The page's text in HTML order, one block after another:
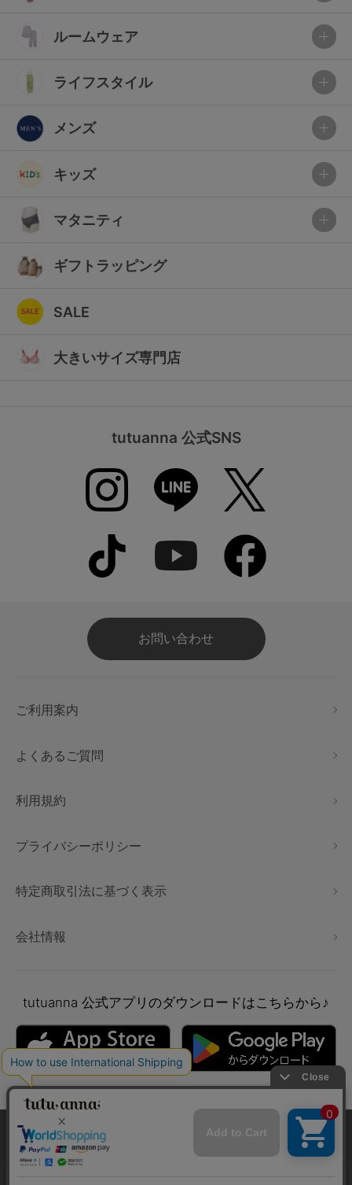
ルームウェア
ライフスタイル
メンズ
キッズ
マタニティ
ギフトラッピング
SALE
大きいサイズ専門店
tutuanna 公式SNS
お問い合わせ
ご利用案内
よくあるご質問
利用規約
プライバシーポリシー
特定商取引法に基づく表示
会社情報
tutuanna 公式アプリのダウンロードはこちらから♪
本サイトでは、より快適にご利用いただけるようCookieを利用し
ています。詳細については
をご確認くださ
い。